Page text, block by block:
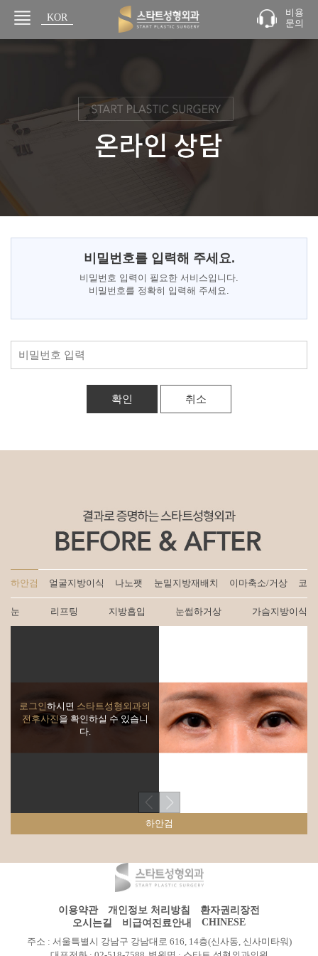
KOR
JPN
비용
문의
비밀번호를 입력해 주세요.
비밀번호 입력이 필요한 서비스입니다.
비밀번호를 정확히 입력해 주세요.
취소
하안검 얼굴지방이식 나노팻 눈밑지방재배치 이마축소/거상 코
눈 리프팅 지방흡입 눈썹하거상 가슴지방이식
로그인하시면 스타트성형외과의
전후사진을 확인하실 수 있습니
다.
하안검
이용약관 개인정보 처리방침
환자권리장전
오시는길
비급여진료안내
CHINESE
주소 : 서울특별시 강남구 강남대로 616, 14층(신사동, 신사미타워)